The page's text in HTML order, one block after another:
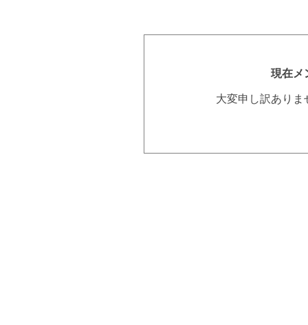
現在メ
大変申し訳あり